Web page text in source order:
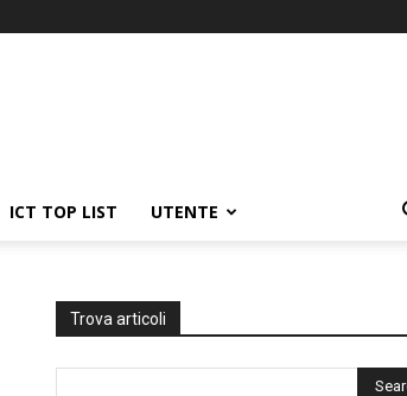
ICT TOP LIST UTENTE
Trova articoli